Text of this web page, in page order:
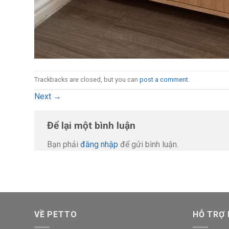
Trackbacks are closed, but you can post a comment
Next →
Để lại một bình luận
Bạn phải đăng nhập để gửi bình luận.
VỀ PETTO HỖ TRỢ